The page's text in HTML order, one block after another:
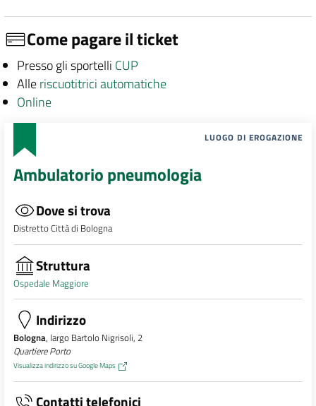
Come pagare il ticket
Presso gli sportelli CUP
Alleriscuotitrici automatiche
Online
LUOGO DI EROGAZIONE
Ambulatorio pneumologia
Dove si trova
Distretto Città di Bologna
Struttura
Ospedale Maggiore
Indirizzo
Bologna, largo Bartolo Nigrisoli, 2
Quartiere Porto
Visualizza indirizzo su Google Maps
Contatti telefonici